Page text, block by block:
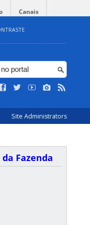
Canais
Site Administrators
Fazenda